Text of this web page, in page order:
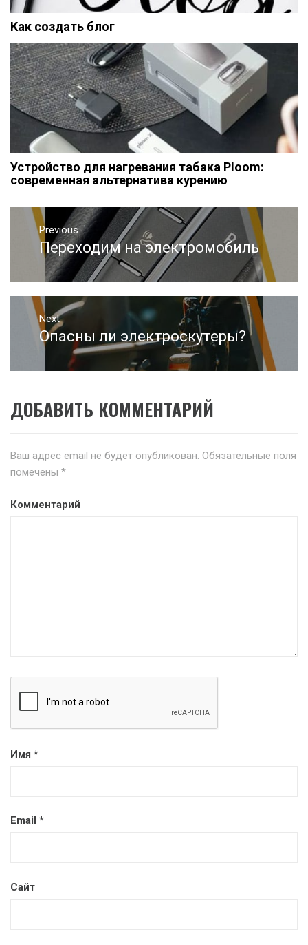
Как создать блог
Устройство для нагревания табака Ploom:
современная альтернатива курению
Навигация
записям
Previous
Previous
post:
Переходим на электромобиль
Next
Next
Опасны ли электроскутеры?
ДОБАВИТЬ КОММЕНТАРИЙ
Ваш адрес email не будет опубликован. Обязательные поля
помечены *
Комментарий
Имя *
Email *
Сайт